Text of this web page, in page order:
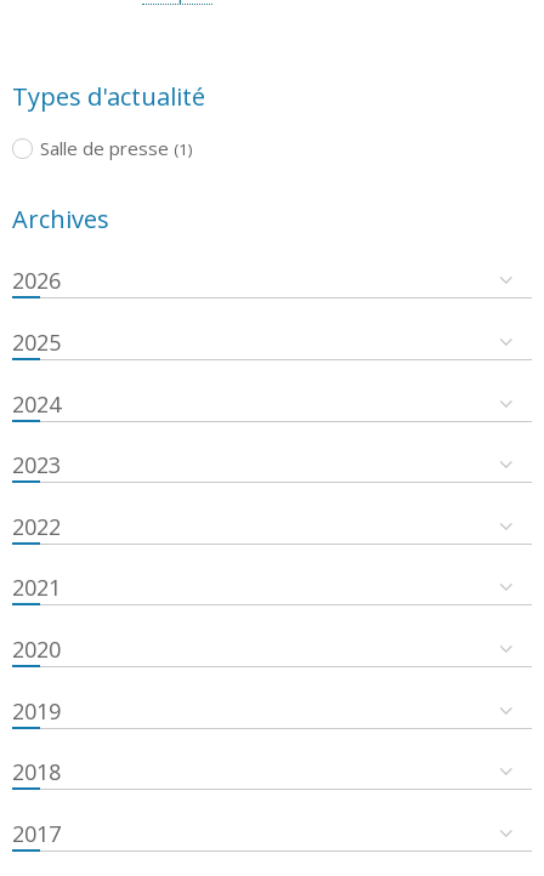
Types d'actualité
Salle de presse (1)
Archives
2026
2025
2024
2023
2022
2021
2020
2019
2018
2017